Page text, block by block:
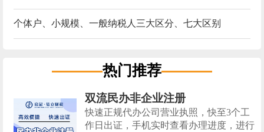
个体户、小规模、一般纳税人三大区分、七大区别
热门推荐
双流民办非企业注册
快速正规代办公司营业执照，快至3个工
作日出证，手机实时查看办理进度，进行